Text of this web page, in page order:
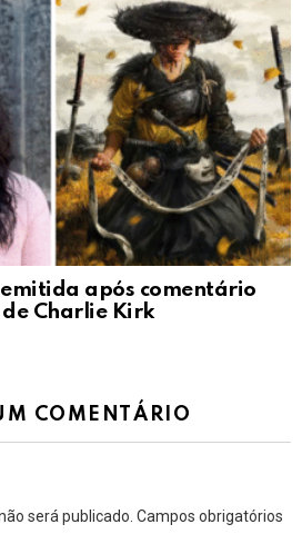
após comentário
Charlie Kirk
COMENTÁRIO
será publicado. Campos obrigatórios